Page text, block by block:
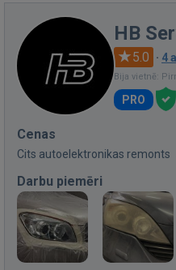
HB
5.0 · 4
Bija vietnē:
PRO
Cenas
Cits autoelektronikas remonts
Darbu piemēri